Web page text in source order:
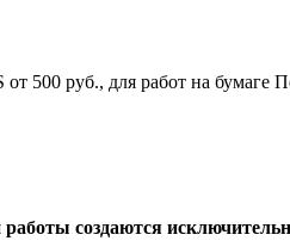
500 руб., для работ на бумаге
создаются